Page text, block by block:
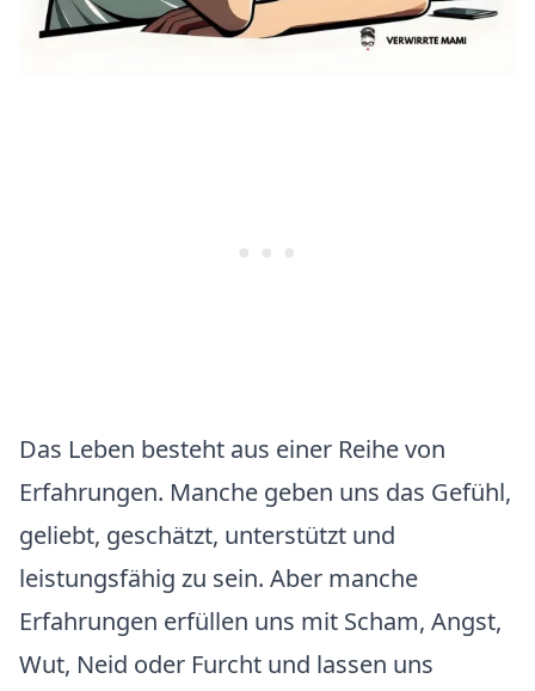
Das Leben besteht aus einer Reihe von
Erfahrungen. Manche geben uns das Gefühl,
geliebt, geschätzt, unterstützt und
leistungsfähig zu sein. Aber manche
Erfahrungen erfüllen uns mit Scham, Angst,
Wut, Neid oder Furcht und lassen uns